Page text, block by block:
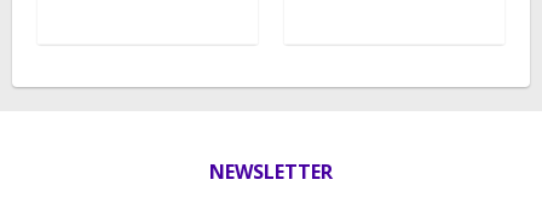
NEWSLETTER